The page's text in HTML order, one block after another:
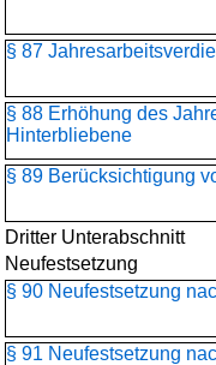
§ 87
§ 88 Erhöhung des
Hinterbliebene
§ 89 Berücksichtigung
Dritter Unterabschnitt
Neufestsetzung
§ 90 Neufestsetzung
§ 91 Neufestsetzung